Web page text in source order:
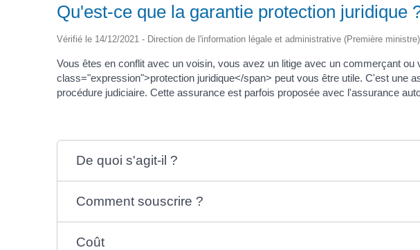
Qu'est-ce que la garantie protection juridique
Vérifié le 14/12/2021 - Direction de l'information légale et administrative (Première ministre)
Vous êtes en conflit avec un voisin, vous avez un litige avec un commerçant
class="expression">protection juridique</span> peut vous être utile. C'est une
procédure judiciaire. Cette assurance est parfois proposée avec l'assurance
De quoi s'agit-il ?
Comment souscrire ?
Coût